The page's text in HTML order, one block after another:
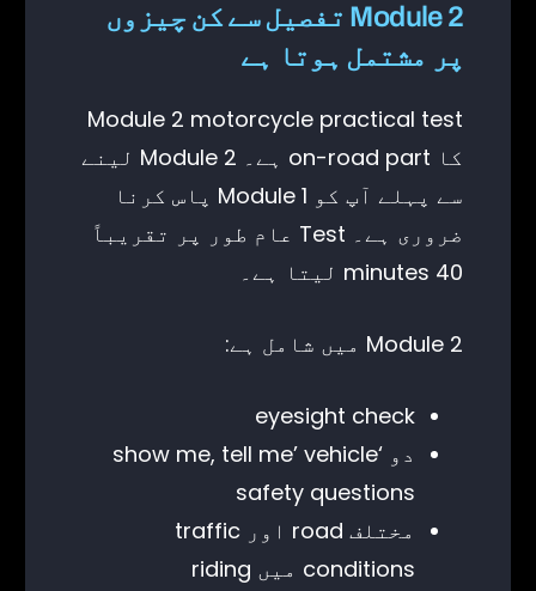
Module 2 تفصیل سے کن چیزوں
پر مشتمل ہوتا ہے
Module 2 motorcycle practical test
کا on-road part ہے۔ Module 2 لینے
سے پہلے آپ کو Module 1 پاس کرنا
ضروری ہے۔ Test عام طور پر تقریباً
40 minutes لیتا ہے۔
Module 2 میں شامل ہے:
eyesight check
دو ‘show me, tell me’ vehicle
safety questions
مختلف road اور traffic
conditions میں riding